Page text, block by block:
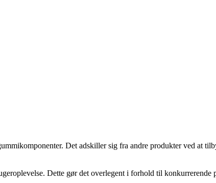
Det adskiller sig fra andre produkter ved at
Dette gør det overlegent i forhold til konkurrerende